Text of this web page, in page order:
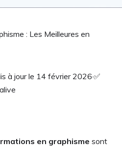
: Les Meilleures en
à jour le 14 février 2026·✅
en graphisme sont